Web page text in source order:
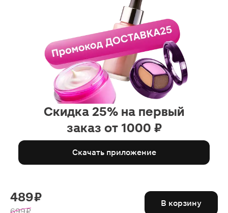
Скидка 25% на первый
заказ от 1000 ₽
Скачать приложение
489 ₽
699 ₽
В корзину